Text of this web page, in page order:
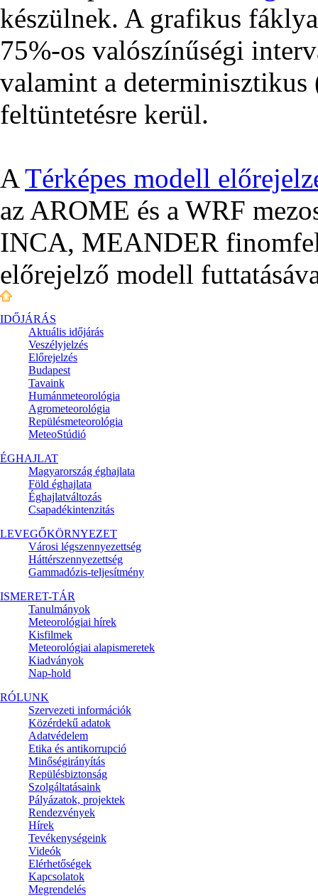
készülnek. A grafikus
75%-os valószínűségi
valamint a
feltüntetésre kerül.
ATérképes modell
az AROME és a WRF
INCA, MEANDER
előrejelző modell
IDŐJÁRÁS
Aktuális időjárás
Veszélyjelzés
Előrejelzés
Budapest
Tavaink
Humánmeteorológia
Agrometeorológia
Repülésmeteorológia
MeteoStúdió
ÉGHAJLAT
Magyarország éghajlata
Föld éghajlata
Éghajlatváltozás
Csapadékintenzitás
LEVEGŐKÖRNYEZET
Városi légszennyezettség
Háttérszennyezettség
Gammadózis-teljesítmény
ISMERET-TÁR
Tanulmányok
Meteorológiai hírek
Kisfilmek
Meteorológiai alapismeretek
Kiadványok
Nap-hold
RÓLUNK
Szervezeti információk
Közérdekű adatok
Adatvédelem
Etika és antikorrupció
Minőségirányítás
Repülésbiztonság
Szolgáltatásaink
Pályázatok, projektek
Rendezvények
Hírek
Tevékenységeink
Videók
Elérhetőségek
Kapcsolatok
Megrendelés